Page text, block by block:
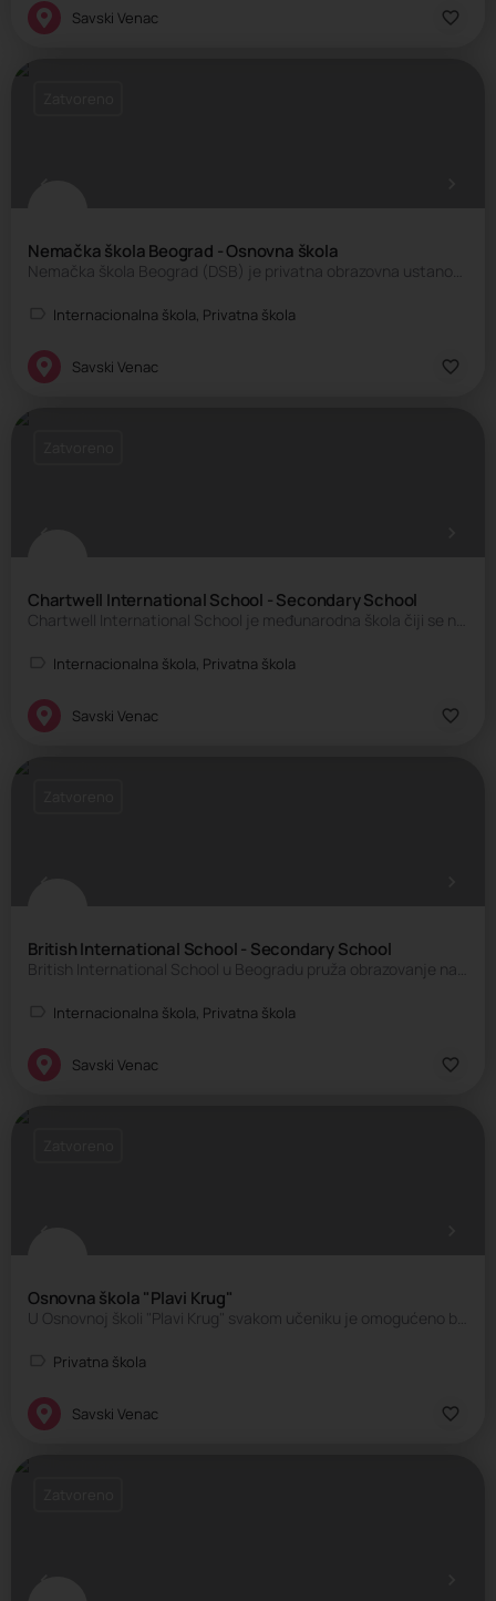
Savski Venac
Nemačka škola Beograd - Osnovna škola
Nemačka škola Beograd (DSB) je privatna obrazovna ustanova pod okriljem Školskog društva, koju je…
Internacionalna škola, Privatna škola
Savski Venac
Chartwell International School - Secondary School
Chartwell International School je međunarodna škola čiji se nastavni plan i program zasniva na britanskom…
Internacionalna škola, Privatna škola
Savski Venac
British International School - Secondary School
British International School u Beogradu pruža obrazovanje na engleskom jeziku u skladu sa najvišim…
Internacionalna škola, Privatna škola
Savski Venac
Osnovna škola "Plavi Krug"
U Osnovnoj školi "Plavi Krug" svakom učeniku je omogućeno bezbedno školovanje uz podsticaje i poštovanje…
Privatna škola
Savski Venac